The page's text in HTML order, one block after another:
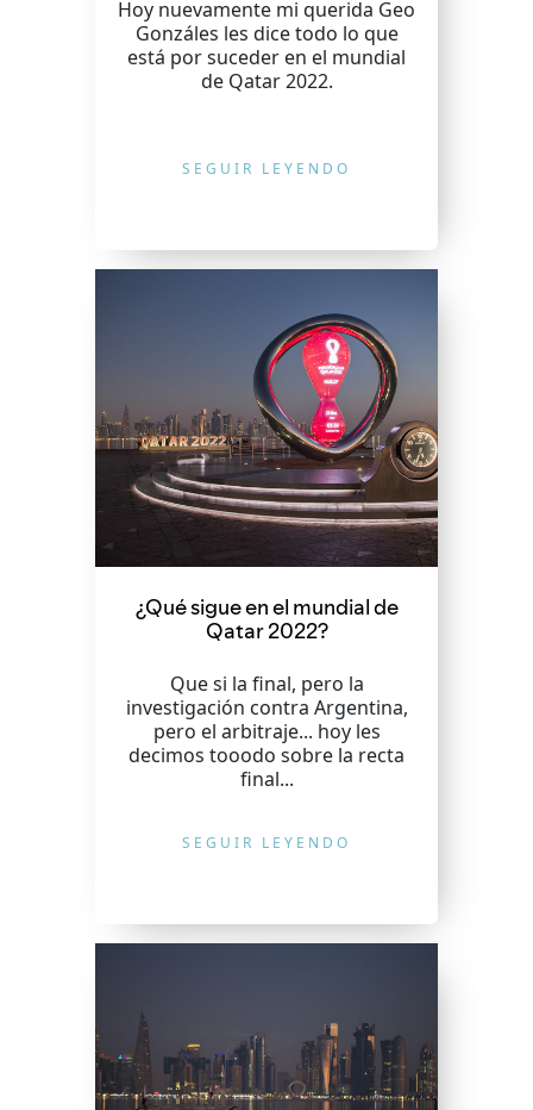
Hoy nuevamente mi querida Geo
Gonzáles les dice todo lo que
está por suceder en el mundial
de Qatar 2022.
SEGUIR LEYENDO
¿Qué sigue en el mundial de
Qatar 2022?
Que si la final, pero la
investigación contra Argentina,
pero el arbitraje... hoy les
decimos tooodo sobre la recta
final...
SEGUIR LEYENDO